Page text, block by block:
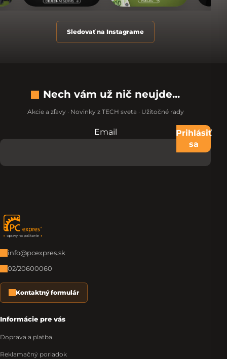
Sledovať na Instagrame
Nech vám už nič neujde...
Akcie a zľavy · Novinky z TECH sveta · Užitočné rady
Nevypĺňajte toto pole:
Email
Prihlásiť
sa
Zápätie
info@pcexpres.sk
02/20600060
Kontaktný formulár
Informácie pre vás
Doprava a platba
Reklamačný poriadok